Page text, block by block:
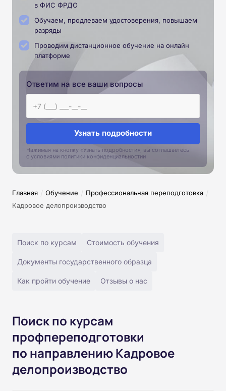
в ФИС ФРДО
Обучаем, продлеваем удостоверения, повышаем
разряды
Проводим дистанционное обучение на онлайн
платформе
Ответим на все ваши вопросы
Узнать подробности
Нажимая на кнопку «Узнать подробности», вы соглашаетесь
с условиями политики конфиденциальностии
Главная / Обучение / Профессиональная переподготовка /
Кадровое делопроизводство
Поиск по курсам Стоимость обучения
Документы государственного образца
Как пройти обучение Отзывы о нас
Поиск по курсам
профпереподготовки
по направлению Кадровое
делопроизводство